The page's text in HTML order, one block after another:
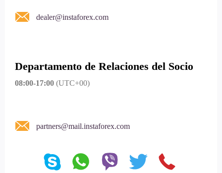
dealer@instaforex.com
Departamento de Relaciones del Socio
08:00-17:00 (UTC+00)
partners@mail.instaforex.com